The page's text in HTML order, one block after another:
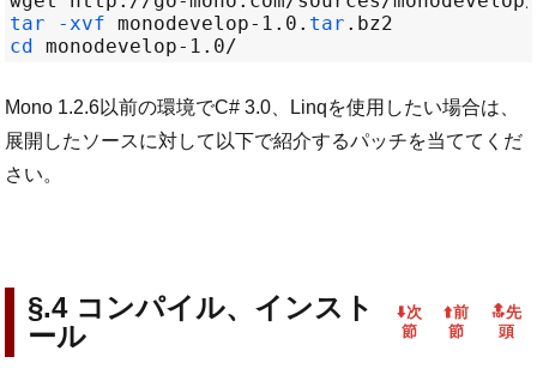
tar
-xvf monodevelop-1.0. tar
cd
monodevelop-1.0/
Mono 1.2.6以前の環境でC# 3.0、Linqを使用したい場合は、
展開したソースに対して以下で紹介するパッチを当ててくだ
さい。
コンパイル、インスト
ール